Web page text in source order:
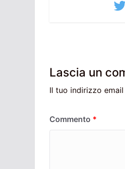
Lascia un
Il tuo indirizzo
Commento *